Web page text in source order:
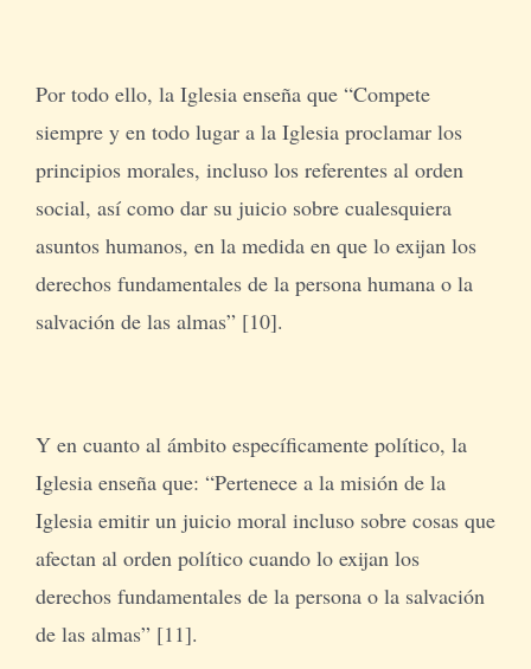
Por todo ello, la Iglesia enseña que “Compete
siempre y en todo lugar a la Iglesia proclamar los
principios morales, incluso los referentes al orden
social, así como dar su juicio sobre cualesquiera
asuntos humanos, en la medida en que lo exijan los
derechos fundamentales de la persona humana o la
salvación de las almas” [10].
Y en cuanto al ámbito específicamente político, la
Iglesia enseña que: “Pertenece a la misión de la
Iglesia emitir un juicio moral incluso sobre cosas que
afectan al orden político cuando lo exijan los
derechos fundamentales de la persona o la salvación
de las almas” [11].